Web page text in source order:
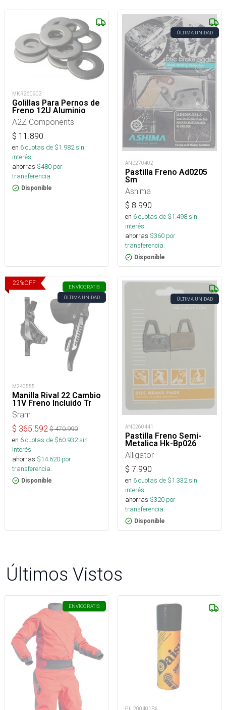
MKR260903
Golillas Para Pernos de
Freno 12U Aluminio
A2Z Components
$ 11.890
en 6cuotas de $1.982sin
interés
ahorras $480 por
transferencia.
Disponible
ÚLTIMA UNIDAD
AND270402
Pastilla Freno Ad0205
Sm
Ashima
$ 8.990
en 6cuotas de $1.498sin
interés
ahorras $360 por
transferencia.
Disponible
22%OFF
ENVÍOGRATIS
ÚLTIMA UNIDAD
M240555
Manilla Rival 22 Cambio
11V Freno Incluido Tr
Sram
$ 365.592 $470.990
en 6cuotas de $60.932sin
interés
ahorras $14.620 por
transferencia.
Disponible
ÚLTIMA UNIDAD
AND260441
Pastilla Freno Semi-
Metalica Hk-Bp026
Alligator
$ 7.990
en 6cuotas de $1.332sin
interés
ahorras $320 por
transferencia.
Disponible
Últimos Vistos
ENVÍOGRATIS